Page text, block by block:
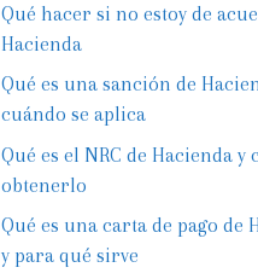
Qué hacer si no estoy de
Hacienda
Qué es una sanción de
cuándo se aplica
Qué es el NRC de Hacienda y
obtenerlo
Qué es una carta de pago de
y para qué sirve